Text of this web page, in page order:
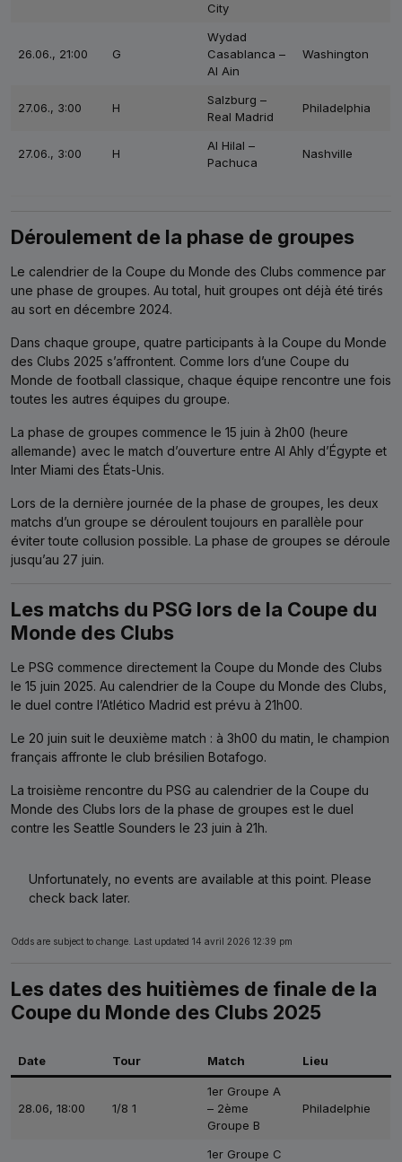
City
26.06., 21:00 G
Wydad
Casablanca –
Al Ain
Washington
27.06., 3:00 H
Salzburg –
Real Madrid
Philadelphia
27.06., 3:00 H
Al Hilal –
Pachuca
Nashville
Déroulement de la phase de groupes
Le calendrier de la Coupe du Monde des Clubs commence par
une phase de groupes. Au total, huit groupes ont déjà été tirés
au sort en décembre 2024.
Dans chaque groupe, quatre participants à la Coupe du Monde
des Clubs 2025 s’affrontent. Comme lors d’une Coupe du
Monde de football classique, chaque équipe rencontre une fois
toutes les autres équipes du groupe.
La phase de groupes commence le 15 juin à 2h00 (heure
allemande) avec le match d’ouverture entre Al Ahly d’Égypte et
Inter Miami des États-Unis.
Lors de la dernière journée de la phase de groupes, les deux
matchs d’un groupe se déroulent toujours en parallèle pour
éviter toute collusion possible. La phase de groupes se déroule
jusqu’au 27 juin.
Les matchs du PSG lors de la Coupe du
Monde des Clubs
Le PSG commence directement la Coupe du Monde des Clubs
le 15 juin 2025. Au calendrier de la Coupe du Monde des Clubs,
le duel contre l’Atlético Madrid est prévu à 21h00.
Le 20 juin suit le deuxième match : à 3h00 du matin, le champion
français affronte le club brésilien Botafogo.
La troisième rencontre du PSG au calendrier de la Coupe du
Monde des Clubs lors de la phase de groupes est le duel
contre les Seattle Sounders le 23 juin à 21h.
Unfortunately, no events are available at this point. Please
check back later.
Odds are subject to change. Last updated 14 avril 2026 12:39 pm
Les dates des huitièmes de finale de la
Coupe du Monde des Clubs 2025
Date Tour Match Lieu
28.06, 18:00 1/8 1
1er Groupe A
– 2ème
Groupe B
Philadelphie
1er Groupe C